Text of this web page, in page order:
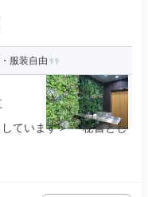
服装自由
ています＞ ・秘書とし